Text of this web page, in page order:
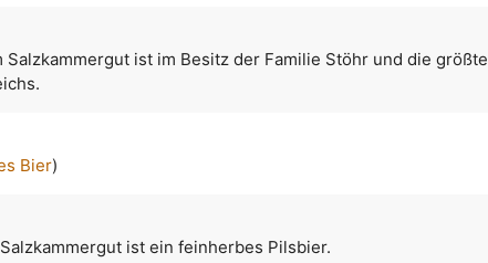
Salzkammergut ist im Besitz der Familie Stöhr und die größte
Bier)
ist ein feinherbes Pilsbier.